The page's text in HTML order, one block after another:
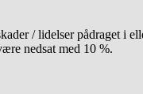
/ lidelser pådraget i
nedsat med 10 %.